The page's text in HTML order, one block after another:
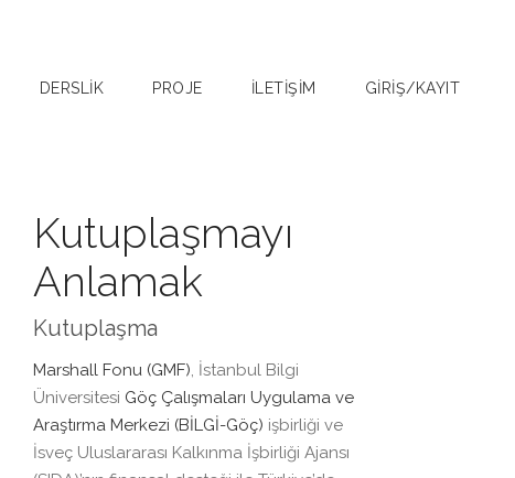
DERSLİK PROJE İLETİŞİM GİRİŞ/KAYIT
Kutuplaşmayı
Anlamak
Kutuplaşma
Marshall Fonu (GMF), İstanbul Bilgi
Üniversitesi Göç Çalışmaları Uygulama ve
Araştırma Merkezi (BİLGİ-Göç) işbirliği ve
İsveç Uluslararası Kalkınma İşbirliği Ajansı